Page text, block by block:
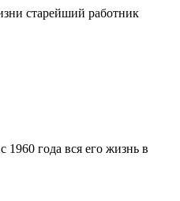
старейший работник
года вся его жизнь в